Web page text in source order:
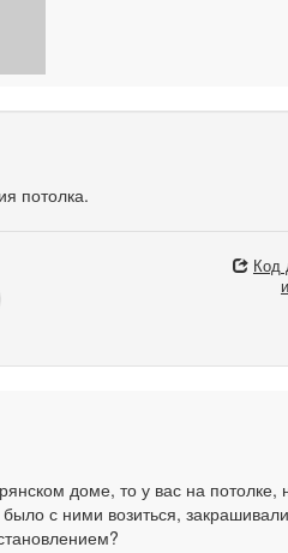
потолка.
Код
доме, то у вас на потолке,
с ними возиться,